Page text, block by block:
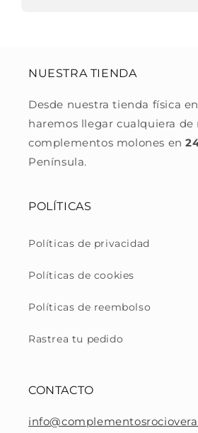
NUESTRA TIENDA
Desde nuestra tienda física en
haremos llegar cualquiera de
complementos molones en
Península.
POLÍTICAS
Políticas de privacidad
Políticas de cookies
Políticas de reembolso
Rastrea tu pedido
CONTACTO